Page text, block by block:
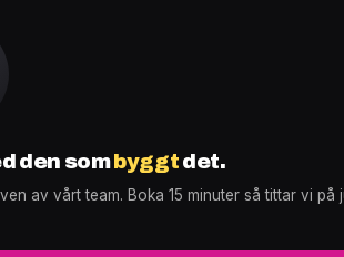
Hub
den sombyggtdet.
av vårt team. Boka 15 minuter så tittar vi